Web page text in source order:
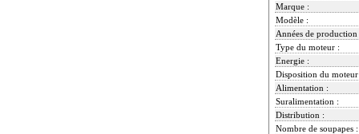
Marque :
Modèle :
Années de production
Type du moteur :
Energie :
Disposition du
Alimentation :
Suralimentation :
Distribution :
Nombre de soupapes :